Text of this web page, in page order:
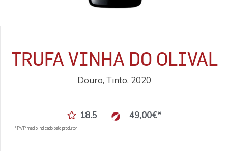
TRUFA VINHA DO OLIVAL
Douro, Tinto, 2020
18.5 49,00€*
*PVP médio indicado pelo produtor